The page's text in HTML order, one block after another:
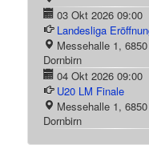
Landesliga Eröffnung
Messehalle 1, 6850
Dornbirn
04 Okt 2026
U20 LM Finale
Messehalle 1, 6850
Dornbirn